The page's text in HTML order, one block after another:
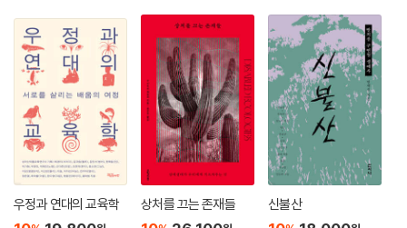
우정과 연대의 교육학 상처를 끄는 존재들 신불산